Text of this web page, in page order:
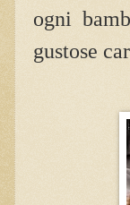
ogni
gustose